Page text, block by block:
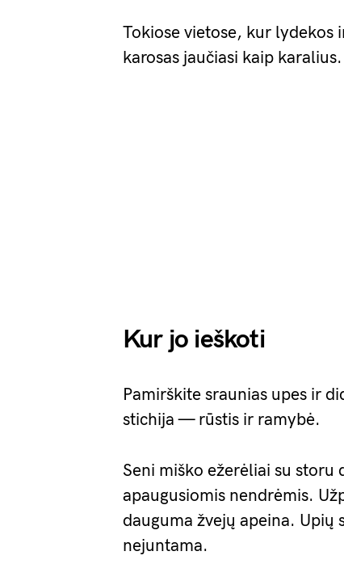
Tokiose vietose, kur lydekos
karosas jaučiasi kaip karalius.
Kur jo ieškoti
Pamirškite sraunias upes ir
stichija — rūstis ir ramybė.
Seni miško ežerėliai su
apaugusiomis nendrėmis.
dauguma žvejų apeina.
nejuntama.